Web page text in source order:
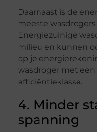
Daarnaast is de
meeste
Energiezuinige
milieu en kunnen
op je
wasdroger met
efficiëntieklasse.
4. Minder
spanning